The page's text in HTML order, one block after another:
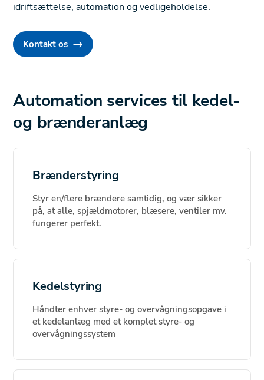
idriftsættelse, automation og vedligeholdelse.
Kontakt os
Automation services til kedel-
og brænderanlæg
Brænderstyring
Styr en/flere brændere samtidig, og vær sikker
på, at alle, spjældmotorer, blæsere, ventiler mv.
fungerer perfekt.
Kedelstyring
Håndter enhver styre- og overvågningsopgave i
et kedelanlæg med et komplet styre- og
overvågningssystem